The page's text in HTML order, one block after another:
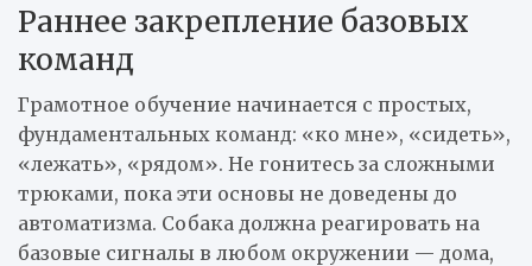
Раннее закрепление базовых
команд
Грамотное обучение начинается с простых,
фундаментальных команд: «ко мне», «сидеть»,
«лежать», «рядом». Не гонитесь за сложными
трюками, пока эти основы не доведены до
автоматизма. Собака должна реагировать на
базовые сигналы в любом окружении — дома,